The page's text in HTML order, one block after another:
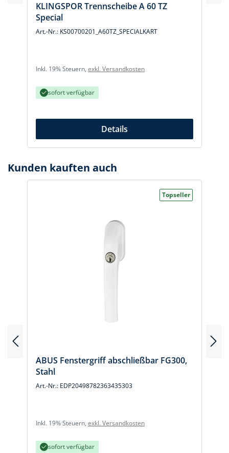
KLINGSPOR Trennscheibe A 60 TZ
Special
Art.-Nr.: KS00700201_A60TZ_SPECIALKART
Inkl. 19% Steuern, exkl. Versandkosten
sofort verfügbar
Details
Kunden kauften auch
Topseller
ABUS Fenstergriff abschließbar FG300,
Stahl
Art.-Nr.: EDP20498782363435303
Inkl. 19% Steuern, exkl. Versandkosten
sofort verfügbar